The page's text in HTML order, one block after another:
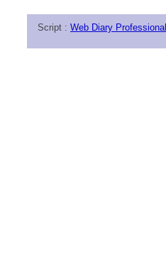
Script : Web Diary Professional